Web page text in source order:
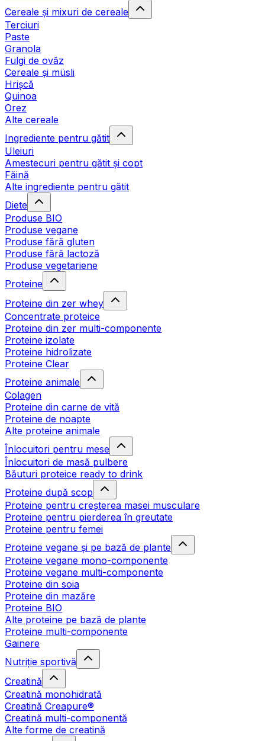
Cereale și mixuri de cereale
Terciuri
Paste
Granola
Fulgi de ovăz
Cereale și müsli
Hrișcă
Quinoa
Orez
Alte cereale
Ingrediente pentru gătit
Uleiuri
Amestecuri pentru gătit și copt
Făină
Alte ingrediente pentru gătit
Diete
Produse BIO
Produse vegane
Produse fără gluten
Produse fără lactoză
Produse vegetariene
Proteine
Proteine din zer whey
Concentrate proteice
Proteine din zer multi-componente
Proteine izolate
Proteine hidrolizate
Proteine Clear
Proteine animale
Colagen
Proteine din carne de vită
Proteine de noapte
Alte proteine animale
Înlocuitori pentru mese
Înlocuitori de masă pulbere
Băuturi proteice ready to drink
Proteine după scop
Proteine pentru creșterea masei musculare
Proteine pentru pierderea în greutate
Proteine pentru femei
Proteine vegane și pe bază de plante
Proteine vegane mono-componente
Proteine vegane multi-componente
Proteine din soia
Proteine din mazăre
Proteine BIO
Alte proteine pe bază de plante
Proteine multi-componente
Gainere
Nutriție sportivă
Creatină
Creatină monohidrată
Creatină Creapure®
Creatină multi-componentă
Alte forme de creatină